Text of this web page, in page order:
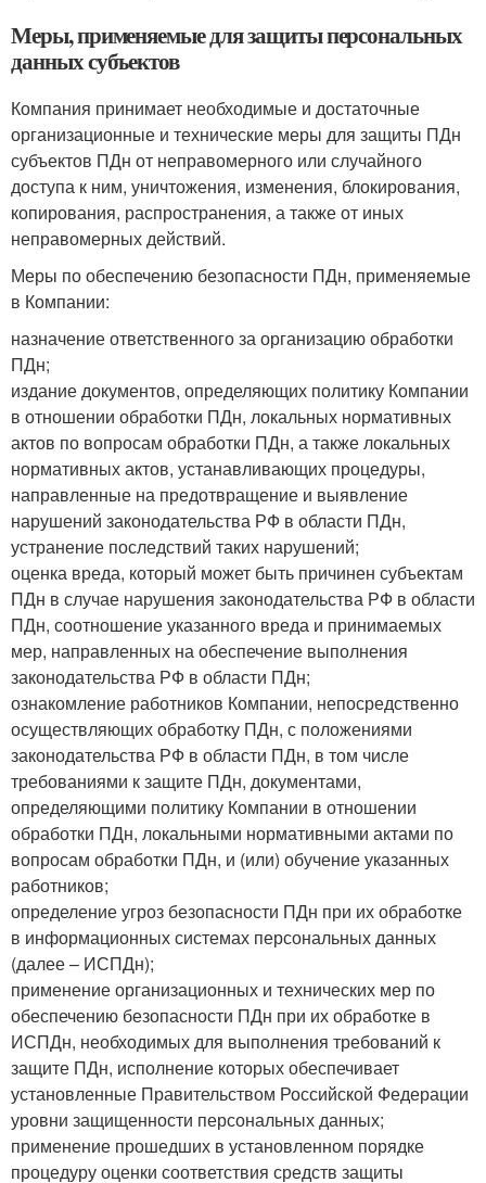
Меры, применяемые для защиты персональных
данных субъектов
Компания принимает необходимые и достаточные
организационные и технические меры для защиты ПДн
субъектов ПДн от неправомерного или случайного
доступа к ним, уничтожения, изменения, блокирования,
копирования, распространения, а также от иных
неправомерных действий.
Меры по обеспечению безопасности ПДн, применяемые
в Компании:
назначение ответственного за организацию обработки
ПДн;
издание документов, определяющих политику Компании
в отношении обработки ПДн, локальных нормативных
актов по вопросам обработки ПДн, а также локальных
нормативных актов, устанавливающих процедуры,
направленные на предотвращение и выявление
нарушений законодательства РФ в области ПДн,
устранение последствий таких нарушений;
оценка вреда, который может быть причинен субъектам
ПДн в случае нарушения законодательства РФ в области
ПДн, соотношение указанного вреда и принимаемых
мер, направленных на обеспечение выполнения
законодательства РФ в области ПДн;
ознакомление работников Компании, непосредственно
осуществляющих обработку ПДн, с положениями
законодательства РФ в области ПДн, в том числе
требованиями к защите ПДн, документами,
определяющими политику Компании в отношении
обработки ПДн, локальными нормативными актами по
вопросам обработки ПДн, и (или) обучение указанных
работников;
определение угроз безопасности ПДн при их обработке
в информационных системах персональных данных
(далее – ИСПДн);
применение организационных и технических мер по
обеспечению безопасности ПДн при их обработке в
ИСПДн, необходимых для выполнения требований к
защите ПДн, исполнение которых обеспечивает
установленные Правительством Российской Федерации
уровни защищенности персональных данных;
применение прошедших в установленном порядке
процедуру оценки соответствия средств защиты